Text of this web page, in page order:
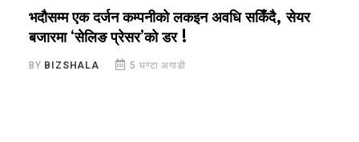
भदौसम्म एक दर्जन कम्पनीको लकइन अवधि सकिँदै, सेयर
बजारमा ‘सेलिङ प्रेसर’को डर !
BY BIZSHALA 5 घण्टा अगाडी